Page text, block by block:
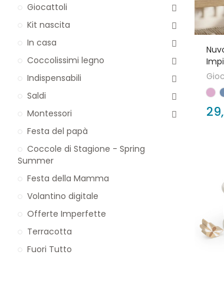
Giocattoli
Kit nascita
In casa
Coccolissimi legno
Indispensabili
Saldi
Montessori
Festa del papà
Coccole di Stagione - Spring
Summer
Festa della Mamma
Volantino digitale
Offerte Imperfette
Terracotta
Fuori Tutto